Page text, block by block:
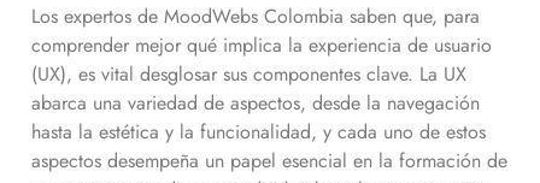
Los expertos de MoodWebs Colombia saben que, para
comprender mejor qué implica la experiencia de usuario
(UX), es vital desglosar sus componentes clave. La UX
abarca una variedad de aspectos, desde la navegación
hasta la estética y la funcionalidad, y cada uno de estos
aspectos desempeña un papel esencial en la formación de